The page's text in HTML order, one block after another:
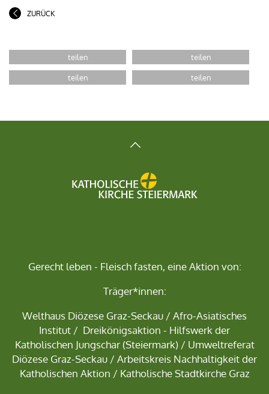
ZURÜCK
Gerecht leben - Fleisch fasten, eine Aktion von:
Träger*innen:
Welthaus Diözese Graz-Seckau / Afro-Asiatisches
Institut / Dreikönigsaktion - Hilfswerk der
Katholischen Jungschar(Steiermark) / Umweltreferat
Diözese Graz-Seckau / Arbeitskreis Nachhaltigkeit der
Katholischen Aktion / Katholische Stadtkirche Graz